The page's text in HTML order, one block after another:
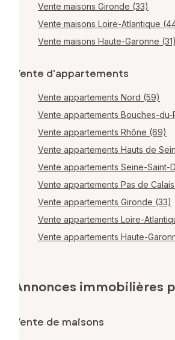
Vente maisons Gironde (33)
Vente maisons Loire-Atlantique
Vente maisons Haute-Garonne (31)
Vente d'appartements
Vente appartements Nord (59)
Vente appartements Bouches-du-
Vente appartements Rhône (69)
Vente appartements Hauts de
Vente appartements Seine-Saint-
Vente appartements Pas de
Vente appartements Gironde (33)
Vente appartements Loire-
Vente appartements Haute-
Annonces immobilières
Vente de maisons